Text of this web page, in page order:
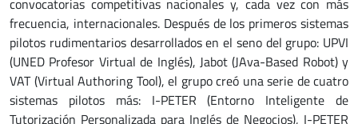
convocatorias competitivas nacionales y, cada vez con más
frecuencia, internacionales. Después de los primeros sistemas
pilotos rudimentarios desarrollados en el seno del grupo: UPVI
(UNED Profesor Virtual de Inglés), Jabot (JAva-Based Robot) y
VAT (Virtual Authoring Tool), el grupo creó una serie de cuatro
sistemas pilotos más: I-PETER (Entorno Inteligente de
Tutorización Personalizada para Inglés de Negocios), I-PETER